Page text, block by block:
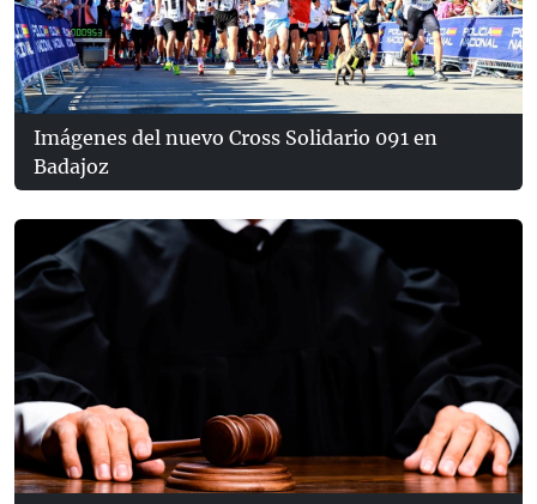
Imágenes del nuevo Cross Solidario 091 en
Badajoz